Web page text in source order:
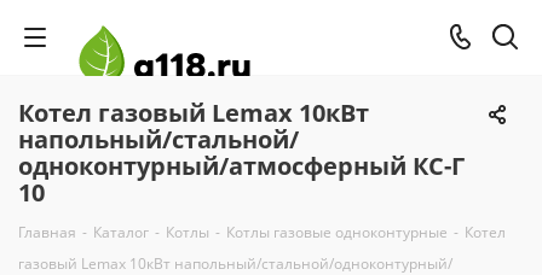
Котел газовый Lemax 10кВт
напольный/стальной/
одноконтурный/атмосферный КС-Г
10
Главная - Каталог - Котлы - Котлы газовые одноконтурные - Котел
газовый Lemax 10кВт напольный/стальной/одноконтурный/